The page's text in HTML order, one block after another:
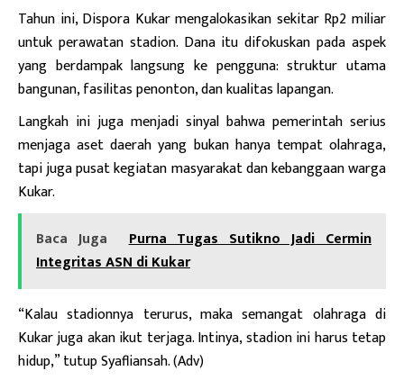
Tahun ini, Dispora Kukar mengalokasikan sekitar Rp2 miliar
untuk perawatan stadion. Dana itu difokuskan pada aspek
yang berdampak langsung ke pengguna: struktur utama
bangunan, fasilitas penonton, dan kualitas lapangan.
Langkah ini juga menjadi sinyal bahwa pemerintah serius
menjaga aset daerah yang bukan hanya tempat olahraga,
tapi juga pusat kegiatan masyarakat dan kebanggaan warga
Kukar.
Baca Juga
Purna Tugas Sutikno Jadi Cermin
Integritas ASN di Kukar
“Kalau stadionnya terurus, maka semangat olahraga di
Kukar juga akan ikut terjaga. Intinya, stadion ini harus tetap
hidup,” tutup Syafliansah. (Adv)